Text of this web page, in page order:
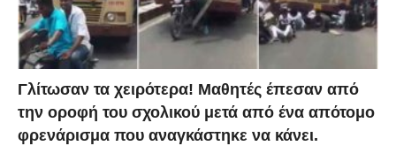
Γλίτωσαν τα χειρότερα! Μαθητές έπεσαν από
την οροφή του σχολικού μετά από ένα απότομο
φρενάρισμα που αναγκάστηκε να κάνει.